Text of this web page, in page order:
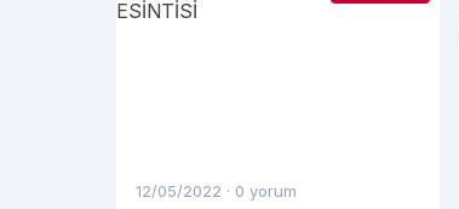
12/05/2022 · 0 yorum